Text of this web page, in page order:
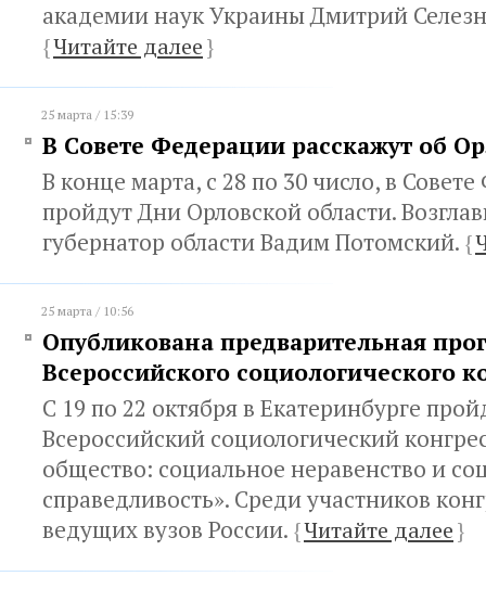
академии наук Украины Дмитрий
{Читайте далее}
25 марта / 15:39
В Совете Федерации расскажут об
В конце марта, с 28 по 30 число, в
пройдут Дни Орловской области.
губернатор области Вадим Потомский. {
25 марта / 10:56
Опубликована предварительная
Всероссийского социологического
С 19 по 22 октября в Екатеринбурге
Всероссийский социологический
общество: социальное неравенство и
справедливость». Среди участников
ведущих вузов России. {Читайте далее}